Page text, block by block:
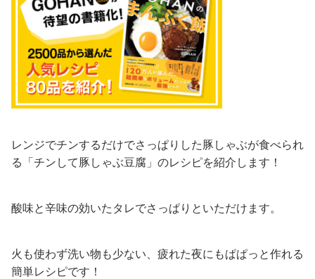
レンジでチンするだけでさっぱりした豚しゃぶが食べられ
る「チンして豚しゃぶ豆腐」のレシピを紹介します！
酸味と辛味の効いたタレでさっぱりといただけます。
火も使わず洗い物も少ない、疲れた夜にもぱぱっと作れる
簡単レシピです！